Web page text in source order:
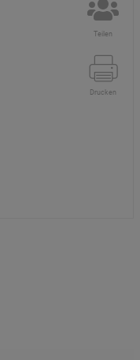
Teilen
Drucken